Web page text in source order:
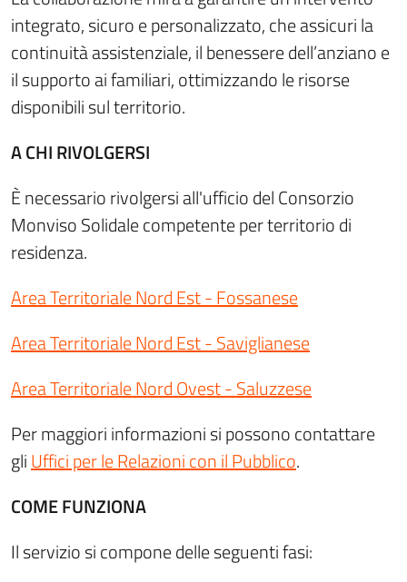
integrato, sicuro e personalizzato, che assicuri la
continuità assistenziale, il benessere dell’anziano e
il supporto ai familiari, ottimizzando le risorse
disponibili sul territorio.
A CHI RIVOLGERSI
È necessario rivolgersi all'ufficio del Consorzio
Monviso Solidale competente per territorio di
residenza.
Area Territoriale Nord Est - Fossanese
Area Territoriale Nord Est - Saviglianese
Area Territoriale Nord Ovest - Saluzzese
Per maggiori informazioni si possono contattare
gliUffici per le Relazioni con il Pubblico.
COME FUNZIONA
Il servizio si compone delle seguenti fasi: